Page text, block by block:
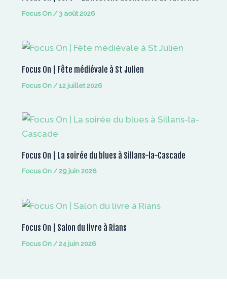
Focus On/3 août 2026
Focus On | Fête médiévale à St Julien
Focus On/12 juillet 2026
Focus On | La soirée du blues à Sillans-la-Cascade
Focus On/29 juin 2026
Focus On | Salon du livre à Rians
Focus On/24 juin 2026